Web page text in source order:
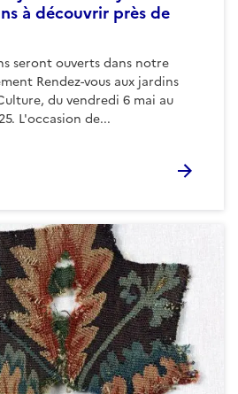
à découvrir près de
seront ouverts dans notre
Rendez-vous aux jardins
du vendredi 6 mai au
L'occasion de...